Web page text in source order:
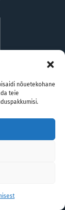
nõuetekohane
teie